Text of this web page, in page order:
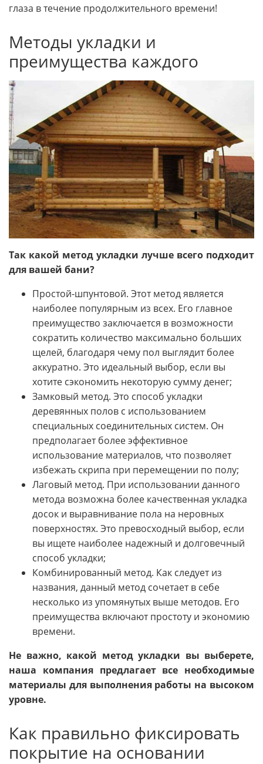
глаза в течение продолжительного времени!
Методы укладки и
преимущества каждого
Так какой метод укладки лучше всего подходит
для вашей бани?
Простой-шпунтовой. Этот метод является
наиболее популярным из всех. Его главное
преимущество заключается в возможности
сократить количество максимально больших
щелей, благодаря чему пол выглядит более
аккуратно. Это идеальный выбор, если вы
хотите сэкономить некоторую сумму денег;
Замковый метод. Это способ укладки
деревянных полов с использованием
специальных соединительных систем. Он
предполагает более эффективное
использование материалов, что позволяет
избежать скрипа при перемещении по полу;
Лаговый метод. При использовании данного
метода возможна более качественная укладка
досок и выравнивание пола на неровных
поверхностях. Это превосходный выбор, если
вы ищете наиболее надежный и долговечный
способ укладки;
Комбинированный метод. Как следует из
названия, данный метод сочетает в себе
несколько из упомянутых выше методов. Его
преимущества включают простоту и экономию
времени.
Не важно, какой метод укладки вы выберете,
наша компания предлагает все необходимые
материалы для выполнения работы на высоком
уровне.
Как правильно фиксировать
покрытие на основании